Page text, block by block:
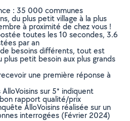
: 35 000 communes
du plus petit village à la plus
à proximité de chez vous !
toutes les 10 secondes, 3.6
par an
besoins différents, tout est
plus petit besoin aux plus grands
une première réponse à
sur 5* indiquent
rapport qualité/prix
AlloVoisins réalisée sur un
interrogées (Février 2024)